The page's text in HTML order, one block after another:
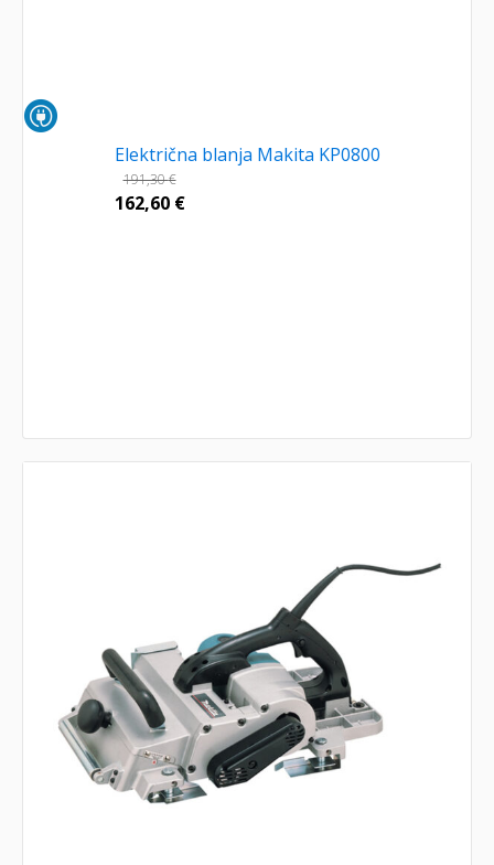
Električna blanja Makita KP0800
191,30€
162,60 €